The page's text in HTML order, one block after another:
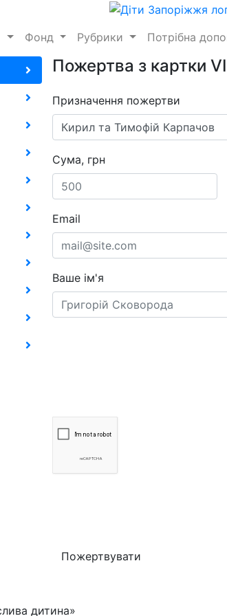
Фонд Рубрики Потрібна
Пожертва з картки
Призначення пожертви
Сума, грн
Email
Ваше ім'я
Пожертвувати
дитина»